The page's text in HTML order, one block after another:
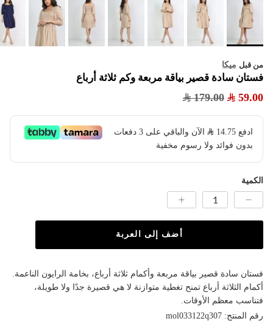
من قبل ميكا
فستان سادة قصير بياقة مربعة وكم ثلاثة أرباع
59.00
179.00
ادفع 14.75
​ الآن والباقي على 3 دفعات
بدون فوائد ولا رسوم مخفية
الكمية
أضف إلى العربة
فستان سادة قصير بياقة مربعة وأكمام ثلاثة أرباع، بخامة الرايون الناعمة.
أكمام الثلاثة أرباع تمنح تغطية متوازنة لا هي قصيرة جدًا ولا طويلة،
فتناسب معظم الأوقات.
رقم المنتج: mol033122q307